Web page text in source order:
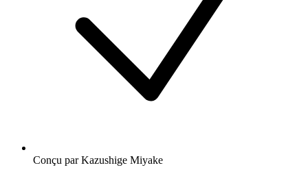
Conçu par Kazushige Miyake